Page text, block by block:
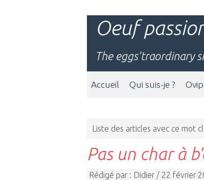
Oeuf
The eggs'traordinary
Accueil Qui suis-je ?
Liste des articles avec ce mot
Pas un char à
Rédigé par : Didier / 22 février